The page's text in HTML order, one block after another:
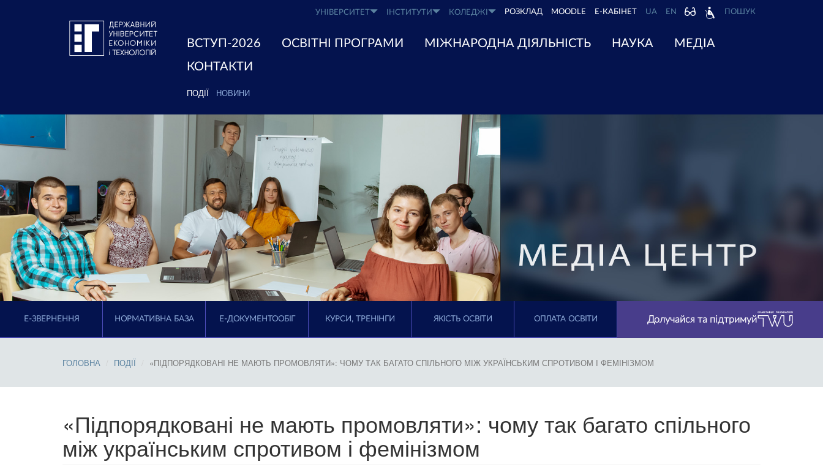
УНІВЕРСИТЕТ ІНСТИТУТИ КОЛЕДЖІ РОЗКЛАД MOODLE Е-КАБІНЕТ UA EN ПОШУК
ВСТУП-2026 ОСВІТНІ ПРОГРАМИ МІЖНАРОДНА ДІЯЛЬНІСТЬ НАУКА
МЕДІА
КОНТАКТИ
ПОДІЇ НОВИНИ
E-ЗВЕРНЕННЯ НОРМАТИВНА БАЗА Е-ДОКУМЕНТООБІГ КУРСИ, ТРЕНІНГИ ЯКІСТЬ ОСВІТИ ОПЛАТА ОСВІТИ Долучайся та підтримуй
ГОЛОВНА ПОДІЇ «ПІДПОРЯДКОВАНІ НЕ МАЮТЬ ПРОМОВЛЯТИ»: ЧОМУ ТАК БАГАТО СПІЛЬНОГО МІЖ УКРАЇНСЬКИМ СПРОТИВОМ І ФЕМІНІЗМОМ
«Підпорядковані не мають промовляти»: чому так багато спільного
між українським спротивом і фемінізмом